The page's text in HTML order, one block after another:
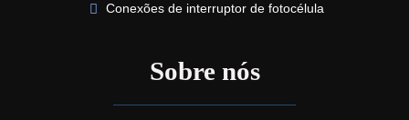
Conexões de interruptor de fotocélula
Sobre nós